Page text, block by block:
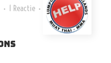
1 Reactie
Like